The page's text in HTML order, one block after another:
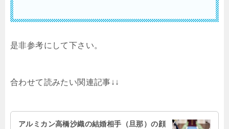
是非参考にして下さい。
合わせて読みたい関連記事↓↓
アルミカン高橋沙織の結婚相手（旦那）の顔